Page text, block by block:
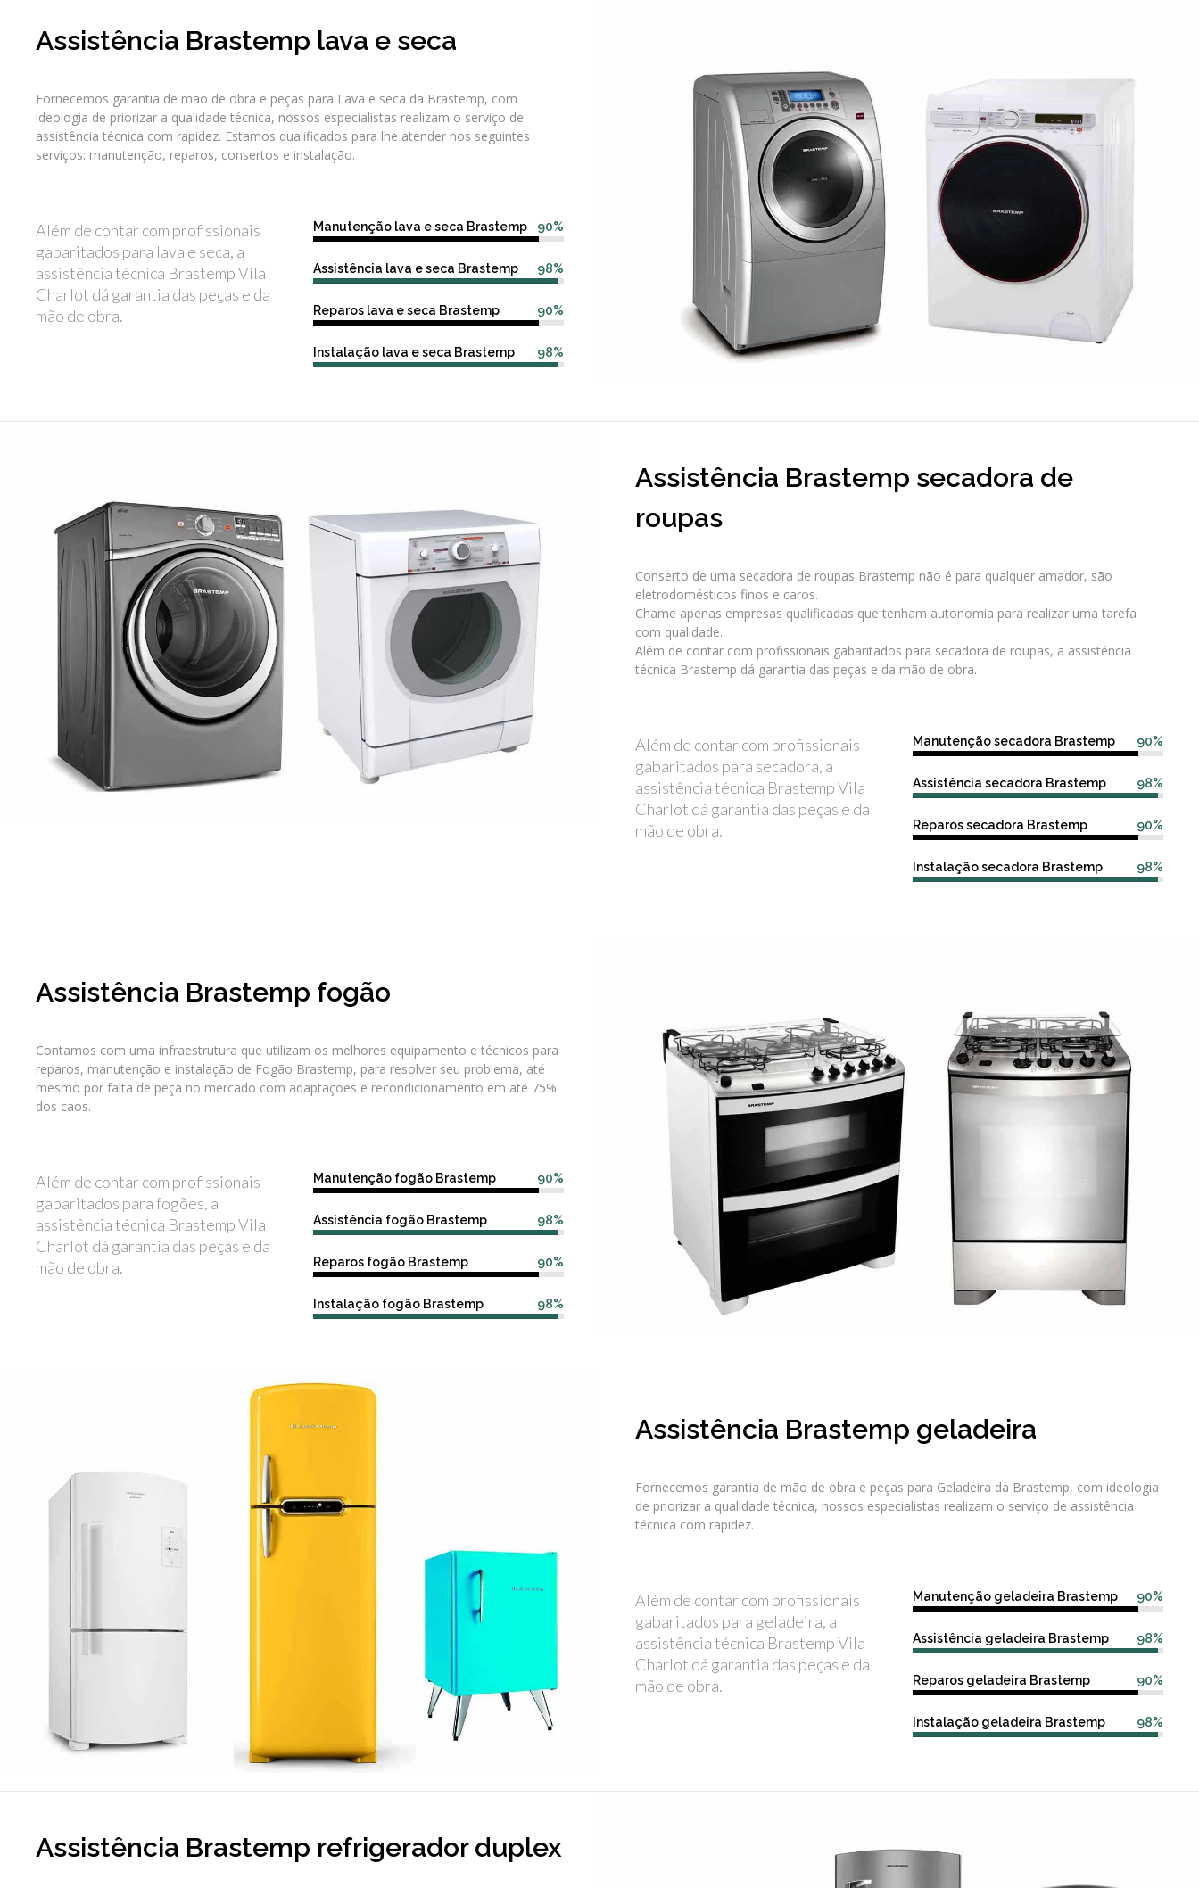
Assistência Brastemp lava e seca
Fornecemos garantia de mão de obra e peças para Lava e seca da Brastemp, com
ideologia de priorizar a qualidade técnica, nossos especialistas realizam o serviço de
assistência técnica com rapidez. Estamos qualificados para lhe atender nos seguintes
serviços: manutenção, reparos, consertos e instalação.
Além de contar com profissionais
gabaritados para lava e seca, a
assistência técnica Brastemp Vila
Charlot dá garantia das peças e da
mão de obra.
90%
Manutenção lava e seca Brastemp
98%
Assistência lava e seca Brastemp
90%
Reparos lava e seca Brastemp
98%
Instalação lava e seca Brastemp
Assistência Brastemp secadora de
roupas
Conserto de uma secadora de roupas Brastemp não é para qualquer amador, são
eletrodomésticos finos e caros.
Chame apenas empresas qualificadas que tenham autonomia para realizar uma tarefa
com qualidade.
Além de contar com profissionais gabaritados para secadora de roupas, a assistência
técnica Brastemp dá garantia das peças e da mão de obra.
Além de contar com profissionais
gabaritados para secadora, a
assistência técnica Brastemp Vila
Charlot dá garantia das peças e da
mão de obra.
90%
Manutenção secadora Brastemp
98%
Assistência secadora Brastemp
90%
Reparos secadora Brastemp
98%
Instalação secadora Brastemp
Assistência Brastemp fogão
Contamos com uma infraestrutura que utilizam os melhores equipamento e técnicos para
reparos, manutenção e instalação de Fogão Brastemp, para resolver seu problema, até
mesmo por falta de peça no mercado com adaptações e recondicionamento em até 75%
dos caos.
Além de contar com profissionais
gabaritados para fogões, a
assistência técnica Brastemp Vila
Charlot dá garantia das peças e da
mão de obra.
90%
Manutenção fogão Brastemp
98%
Assistência fogão Brastemp
90%
Reparos fogão Brastemp
98%
Instalação fogão Brastemp
Assistência Brastemp geladeira
Fornecemos garantia de mão de obra e peças para Geladeira da Brastemp, com ideologia
de priorizar a qualidade técnica, nossos especialistas realizam o serviço de assistência
técnica com rapidez.
Além de contar com profissionais
gabaritados para geladeira, a
assistência técnica Brastemp Vila
Charlot dá garantia das peças e da
mão de obra.
90%
Manutenção geladeira Brastemp
98%
Assistência geladeira Brastemp
90%
Reparos geladeira Brastemp
98%
Instalação geladeira Brastemp
Assistência Brastemp refrigerador duplex